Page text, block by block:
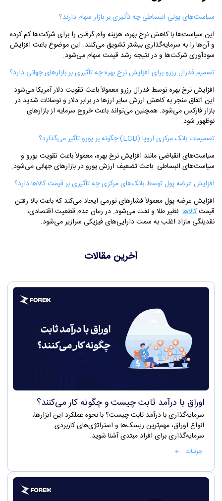
سیاست‌های پولی انبساطی چه تأثیری بر بازار سهام دارند؟
این سیاست‌ها با کاهش نرخ بهره، هزینه وام گرفتن را برای شرکت‌ها کم کرده
و آن‌ها را به سرمایه‌گذاری بیشتر تشویق می‌کنند. این موضوع باعث افزایش
سودآوری شرکت‌ها و در نتیجه رشد قیمت سهام می‌شود.
تصمیم فدرال رزرو برای افزایش نرخ بهره چه تأثیری بر بازارهای جهانی دارد؟
افزایش نرخ بهره توسط فدرال رزرو معمولاً باعث تقویت دلار آمریکا می‌شود.
این اتفاق منجر به کاهش ارزش سایر ارزها در برابر دلار و نوسانات شدید در
بازار فارکس می‌شود. همچنین می‌تواند باعث خروج سرمایه از بازارهای
نوظهور شود.
تصمیمات بانک مرکزی اروپا (ECB) چگونه بر یورو تأثیر می‌گذارد؟
سیاست‌های انقباضی مانند افزایش نرخ بهره، معمولاً باعث تقویت یورو و
سیاست‌های انبساطی باعث تضعیف ارزش یورو در بازارهای جهانی می‌شود.
افزایش عرضه پول توسط بانک‌های مرکزی چه تأثیری بر قیمت کالاها دارد؟
افزایش عرضه پول معمولاً فشارهای تورمی ایجاد می‌کند که باعث بالا رفتن
قیمتکالاها نظیر طلا و نفت می‌شود. در زمان عدم قطعیت اقتصادی،
نقدینگی مازاد اغلب به سمت دارایی‌های فیزیکی سرازیر می‌شود.
آخرین مقالات
اوراق با درآمد ثابت چیست و چگونه کار می‌کنند؟
سرمایه‌گذاری با درآمد ثابت چیست؟ با نحوه عملکرد این ابزارها،
انواع اوراق، مهم‌ترین ریسک‌ها و استراتژی‌های کاربردی
سرمایه‌گذاری برای افراد مبتدی آشنا شوید.
جزئیات